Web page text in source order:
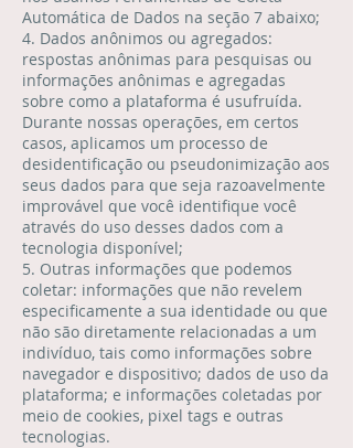
Automática de Dados na seção 7 abaixo;
4. Dados anônimos ou agregados:
respostas anônimas para pesquisas ou
informações anônimas e agregadas
sobre como a plataforma é usufruída.
Durante nossas operações, em certos
casos, aplicamos um processo de
desidentificação ou pseudonimização aos
seus dados para que seja razoavelmente
improvável que você identifique você
através do uso desses dados com a
tecnologia disponível;
5. Outras informações que podemos
coletar: informações que não revelem
especificamente a sua identidade ou que
não são diretamente relacionadas a um
indivíduo, tais como informações sobre
navegador e dispositivo; dados de uso da
plataforma; e informações coletadas por
meio de cookies, pixel tags e outras
tecnologias.